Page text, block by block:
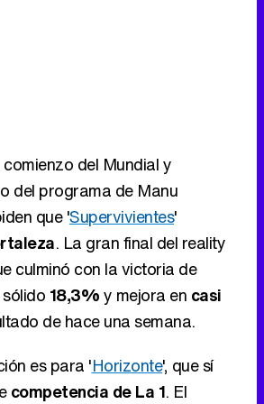
del Mundial y
del programa de Manu
que 'Supervivientes'
. La gran final del reality
culminó con la victoria de
18,3%y mejora en casi
de hace una semana.
es para 'Horizonte', que sí
competencia de La 1. El